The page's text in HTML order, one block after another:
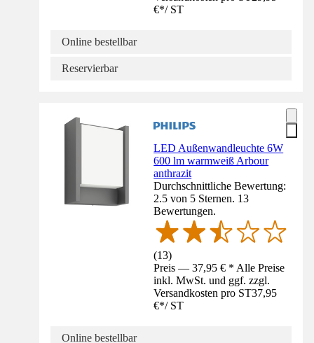
€*/ ST
Online bestellbar
Reservierbar
LED Außenwandleuchte 6W
600 lm warmweiß Arbour
anthrazit
Durchschnittliche Bewertung:
2.5 von 5 Sternen. 13
Bewertungen.
(13)
Preis — 37,95 € * Alle Preise
inkl. MwSt. und ggf. zzgl.
Versandkosten pro ST37,95
€*/ ST
Online bestellbar